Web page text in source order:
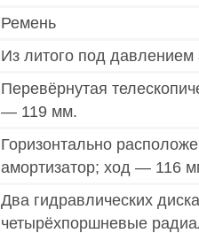
Ремень
Из литого под
Перевёрнутая
— 119 мм.
Горизонтально
амортизатор; ход — 116
Два гидравлических
четырёхпоршневые